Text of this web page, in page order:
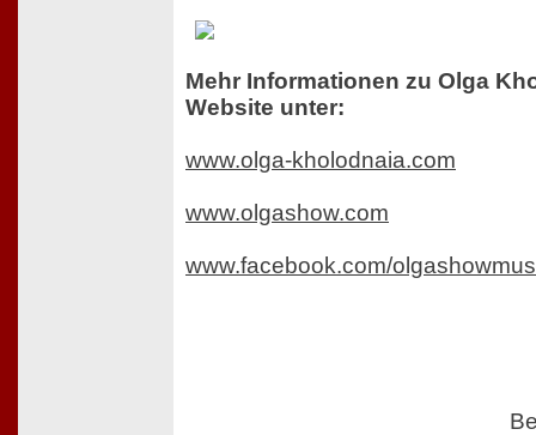
Mehr Informationen zu Olga
Website unter:
www.olga-kholodnaia.com
www.olgashow.com
www.facebook.com/